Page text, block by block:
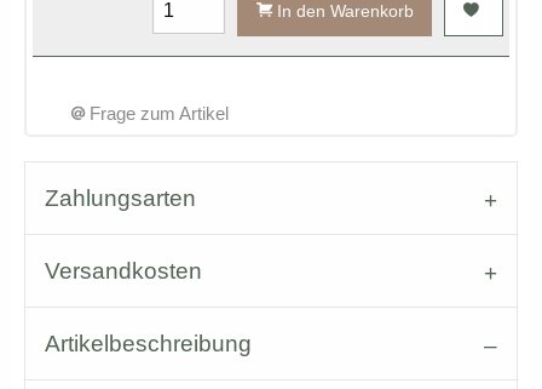
In den Warenkorb
Frage zum Artikel
Zahlungsarten
Versandkosten
Artikelbeschreibung